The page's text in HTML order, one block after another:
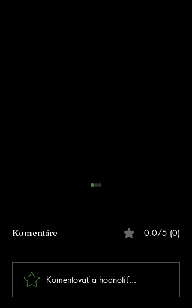
FOTOGALÉRIA - Prvé
MSR na inline dráhe v
Komentáre 0.0/5 (0)
Komentovať a hodnotiť...